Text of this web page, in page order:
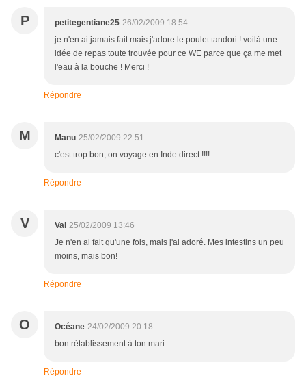
P petitegentiane25 26/02/2009 18:54
je n'en ai jamais fait mais j'adore le poulet tandori ! voilà une
idée de repas toute trouvée pour ce WE parce que ça me met
l'eau à la bouche ! Merci !
Répondre
M Manu 25/02/2009 22:51
c'est trop bon, on voyage en Inde direct !!!!
Répondre
V Val 25/02/2009 13:46
Je n'en ai fait qu'une fois, mais j'ai adoré. Mes intestins un peu
moins, mais bon!
Répondre
O Océane 24/02/2009 20:18
bon rétablissement à ton mari
Répondre